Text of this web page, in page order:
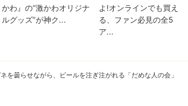
を曇らせながら、ビールを注ぎ注がれる「だめな人の会」